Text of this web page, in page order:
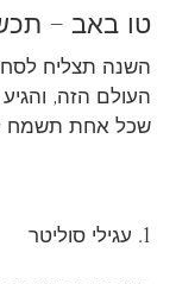
טו באב –
השנה תצליח
שכל אחת תשמח
1. עגילי סוליטר